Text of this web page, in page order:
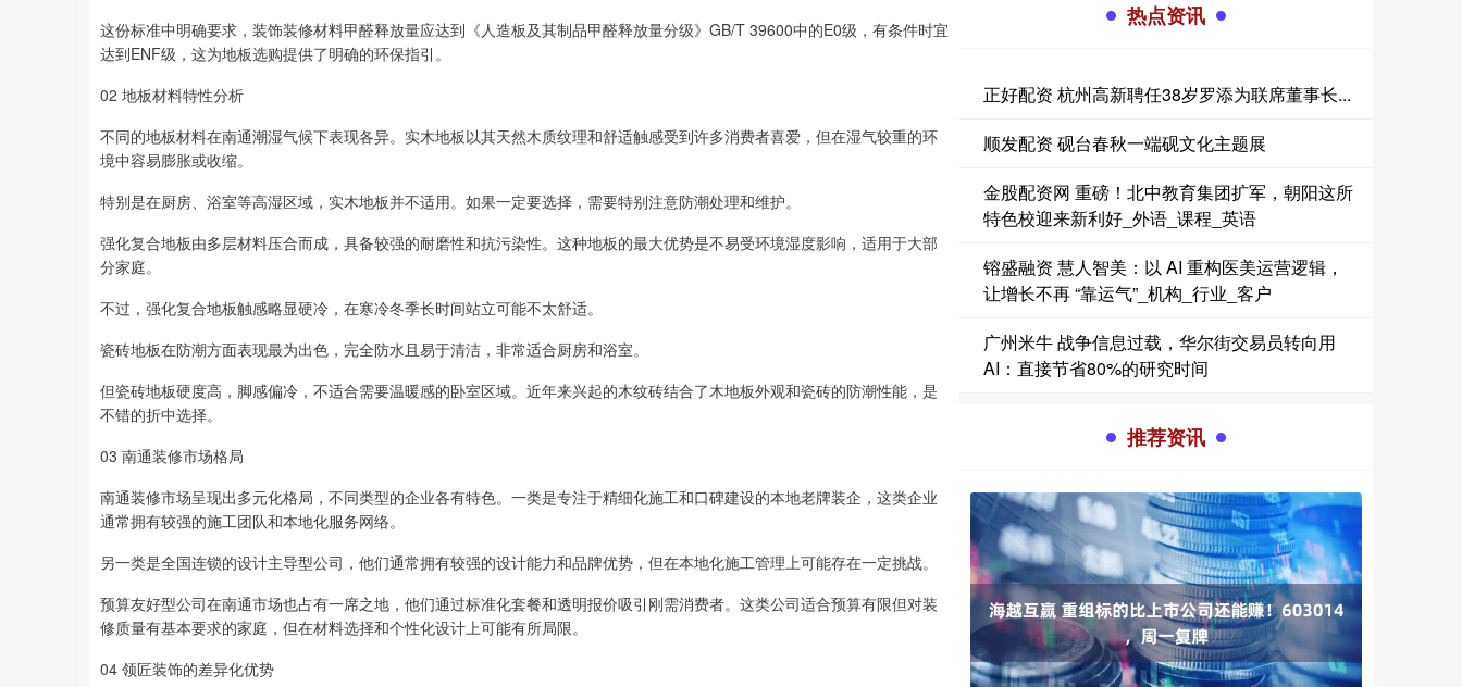
这份标准中明确要求，装饰装修材料甲醛释放量应达到《人造板及其制品甲醛释放量分级》GB/T 39600中的E0级，有条件时宜
达到ENF级，这为地板选购提供了明确的环保指引。
02 地板材料特性分析
不同的地板材料在南通潮湿气候下表现各异。实木地板以其天然木质纹理和舒适触感受到许多消费者喜爱，但在湿气较重的环
境中容易膨胀或收缩。
特别是在厨房、浴室等高湿区域，实木地板并不适用。如果一定要选择，需要特别注意防潮处理和维护。
强化复合地板由多层材料压合而成，具备较强的耐磨性和抗污染性。这种地板的最大优势是不易受环境湿度影响，适用于大部
分家庭。
不过，强化复合地板触感略显硬冷，在寒冷冬季长时间站立可能不太舒适。
瓷砖地板在防潮方面表现最为出色，完全防水且易于清洁，非常适合厨房和浴室。
但瓷砖地板硬度高，脚感偏冷，不适合需要温暖感的卧室区域。近年来兴起的木纹砖结合了木地板外观和瓷砖的防潮性能，是
不错的折中选择。
03 南通装修市场格局
南通装修市场呈现出多元化格局，不同类型的企业各有特色。一类是专注于精细化施工和口碑建设的本地老牌装企，这类企业
通常拥有较强的施工团队和本地化服务网络。
另一类是全国连锁的设计主导型公司，他们通常拥有较强的设计能力和品牌优势，但在本地化施工管理上可能存在一定挑战。
预算友好型公司在南通市场也占有一席之地，他们通过标准化套餐和透明报价吸引刚需消费者。这类公司适合预算有限但对装
修质量有基本要求的家庭，但在材料选择和个性化设计上可能有所局限。
04 领匠装饰的差异化优势
热点资讯
正好配资 杭州高新聘任38岁罗添为联席董事长...
顺发配资 砚台春秋一端砚文化主题展
金股配资网 重磅！北中教育集团扩军，朝阳这所
特色校迎来新利好_外语_课程_英语
镕盛融资 慧人智美：以 AI 重构医美运营逻辑，
让增长不再 “靠运气”_机构_行业_客户
广州米牛 战争信息过载，华尔街交易员转向用
AI：直接节省80%的研究时间
推荐资讯